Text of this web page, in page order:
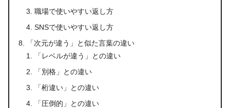
職場で使いやすい返し方
SNSで使いやすい返し方
「次元が違う」と似た言葉の違い
「レベルが違う」との違い
「別格」との違い
「桁違い」との違い
「圧倒的」との違い